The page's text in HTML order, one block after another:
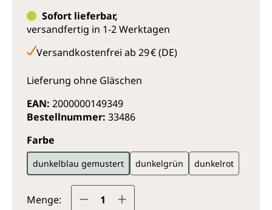
Sofort lieferbar,
versandfertig in 1-2 Werktagen
Versandkostenfrei ab 29 € (DE)
Lieferung ohne Gläschen
EAN: 2000000149349
Bestellnummer: 33486
Farbe
dunkelblau gemustert dunkelgrün dunkelrot
Menge: Produkt Anzahl: Gib den